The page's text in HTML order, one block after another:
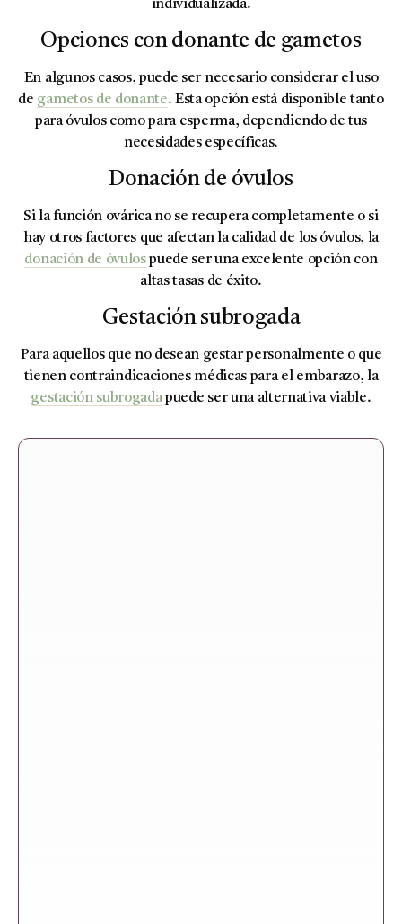
individualizada.
Opciones con donante de gametos
En algunos casos, puede ser necesario considerar el uso
de gametos de donante. Esta opción está disponible tanto
para óvulos como para esperma, dependiendo de tus
necesidades específicas.
Donación de óvulos
Si la función ovárica no se recupera completamente o si
hay otros factores que afectan la calidad de los óvulos, la
donación de óvulospuede ser una excelente opción con
altas tasas de éxito.
Gestación subrogada
Para aquellos que no desean gestar personalmente o que
tienen contraindicaciones médicas para el embarazo, la
gestación subrogadapuede ser una alternativa viable.